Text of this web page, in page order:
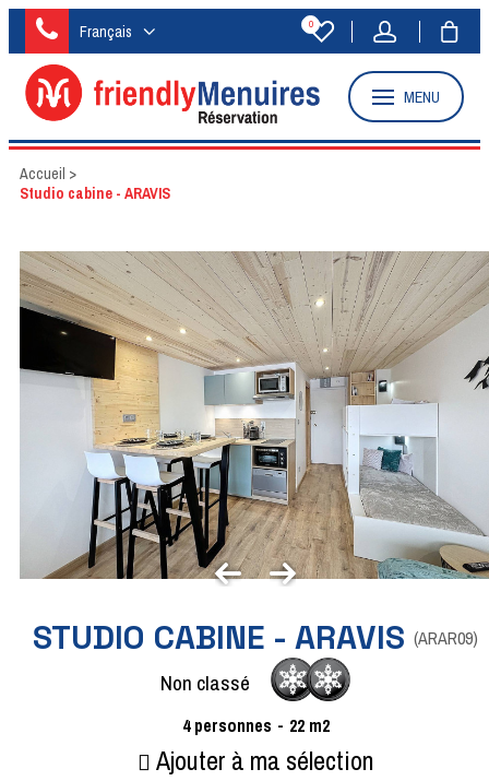
Français 0
MENU
Accueil >
Studio cabine - ARAVIS
STUDIO CABINE - ARAVIS (ARAR09)
Non classé
4 personnes 22 m2
Ajouter à ma sélection